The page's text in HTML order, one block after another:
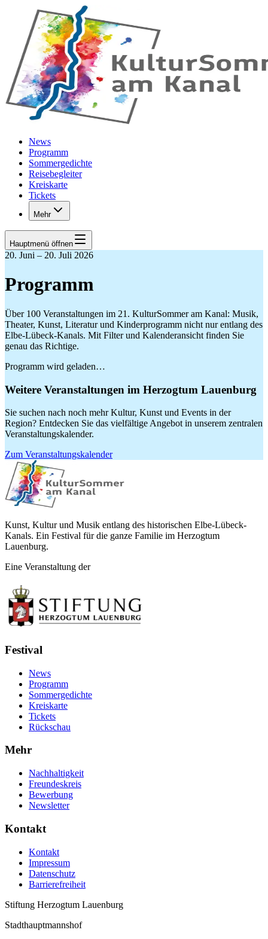
Zum Hauptinhalt springen
News
Programm
Sommergedichte
Reisebegleiter
Kreiskarte
Tickets
Mehr
Hauptmenü öffnen
20. Juni – 20. Juli 2026
Programm
Über 100 Veranstaltungen im 21. KulturSommer am Kanal: Musik,
Theater, Kunst, Literatur und Kinderprogramm nicht nur entlang des
Elbe-Lübeck-Kanals. Mit Filter und Kalenderansicht finden Sie
genau das Richtige.
Programm wird geladen…
Weitere Veranstaltungen im Herzogtum Lauenburg
Sie suchen nach noch mehr Kultur, Kunst und Events in der
Region? Entdecken Sie das vielfältige Angebot in unserem zentralen
Veranstaltungskalender.
Zum Veranstaltungskalender
Kunst, Kultur und Musik entlang des historischen Elbe-Lübeck-
Kanals. Ein Festival für die ganze Familie im Herzogtum
Lauenburg.
Eine Veranstaltung der
Festival
News
Programm
Sommergedichte
Kreiskarte
Tickets
Rückschau
Mehr
Nachhaltigkeit
Freundeskreis
Bewerbung
Newsletter
Kontakt
Kontakt
Impressum
Datenschutz
Barrierefreiheit
Stiftung Herzogtum Lauenburg
Stadthauptmannshof